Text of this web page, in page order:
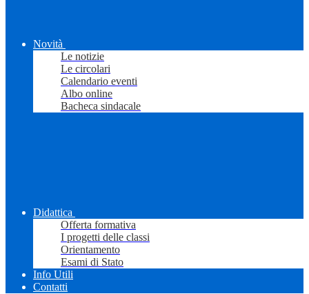
Novità
Le notizie
Le circolari
Calendario eventi
Albo online
Bacheca sindacale
Didattica
Offerta formativa
I progetti delle classi
Orientamento
Esami di Stato
Info Utili
Contatti